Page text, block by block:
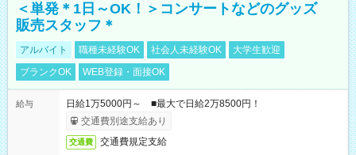
＜単発＊1日～OK！＞コンサートなどのグッズ
販売スタッフ＊
アルバイト 職種未経験OK 社会人未経験OK
大学生歓迎
ブランクOK
WEB登録・面接OK
給与
日給1万5000円～ ■最大で日給2万8500円！
交通費別途支給あり
交通費 交通費規定支給